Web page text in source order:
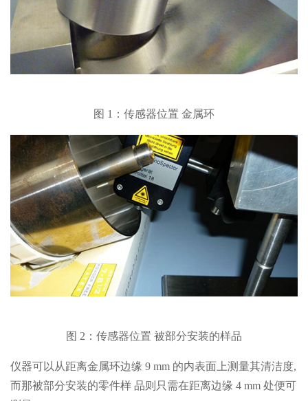
图 1：传感器位置 金属环
图 2：传感器位置 被部分安装的样品
仪器可以从距离金属环边缘 9 mm 的内表面上测量其清洁度,
而那被部分安装的零件样 品则只需在距离边缘 4 mm 处便可